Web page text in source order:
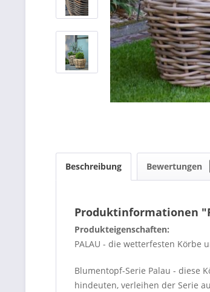
Beschreibung Bewertungen
Produktinformationen
Produkteigenschaften:
PALAU - die wetterfesten Körbe
Blumentopf-Serie Palau - diese
hindeuten, verleihen der Serie